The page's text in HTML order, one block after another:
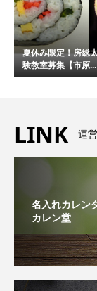
夏休み限定！房総
験教室募集【市原...
LINK 運
名入れカレン
カレン堂